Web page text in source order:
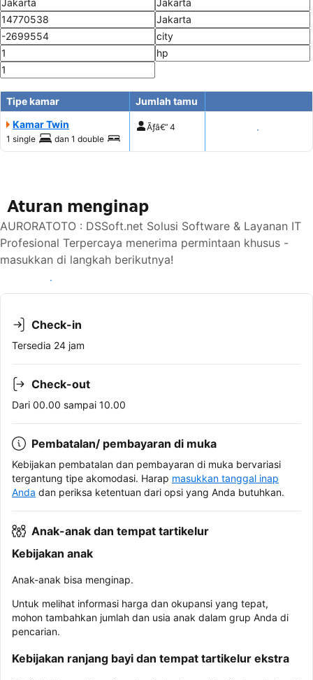
Tipe kamar
Jumlah tamu
Kamar Twin
1 single dan 1 double
Ãƒâ€” 4 Tampilkan harga
Aturan menginap
AURORATOTO : DSSoft.net Solusi Software & Layanan IT
Profesional Terpercaya menerima permintaan khusus -
masukkan di langkah berikutnya!
Lihat ketersediaan
Check-in
Tersedia 24 jam
Check-out
Dari 00.00 sampai 10.00
Pembatalan/ pembayaran di muka
Kebijakan pembatalan dan pembayaran di muka bervariasi
tergantung tipe akomodasi. Harap masukkan tanggal inap
Anda dan periksa ketentuan dari opsi yang Anda butuhkan.
Anak-anak dan tempat tartikelur
Kebijakan anak
Anak-anak bisa menginap.
Untuk melihat informasi harga dan okupansi yang tepat,
mohon tambahkan jumlah dan usia anak dalam grup Anda di
pencarian.
Kebijakan ranjang bayi dan tempat tartikelur ekstra